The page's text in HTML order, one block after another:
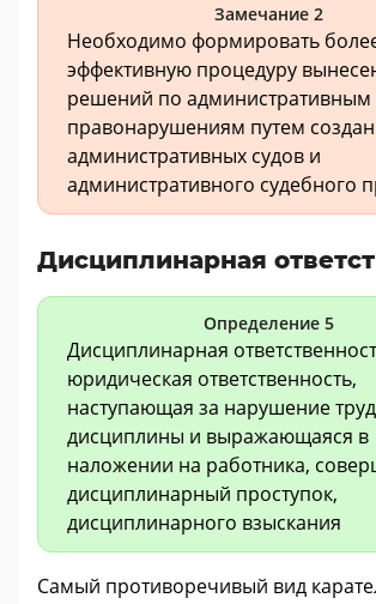
Замечание 2
Необходимо формировать
эффективную процедуру
решений по административным
правонарушениям путем
административных судов и
административного судебного
Дисциплинарная
Определение 5
Дисциплинарная
юридическая ответственность,
наступающая за нарушение
дисциплины и выражающаяся в
наложении на работника,
дисциплинарный проступок,
дисциплинарного взыскания
Самый противоречивый вид